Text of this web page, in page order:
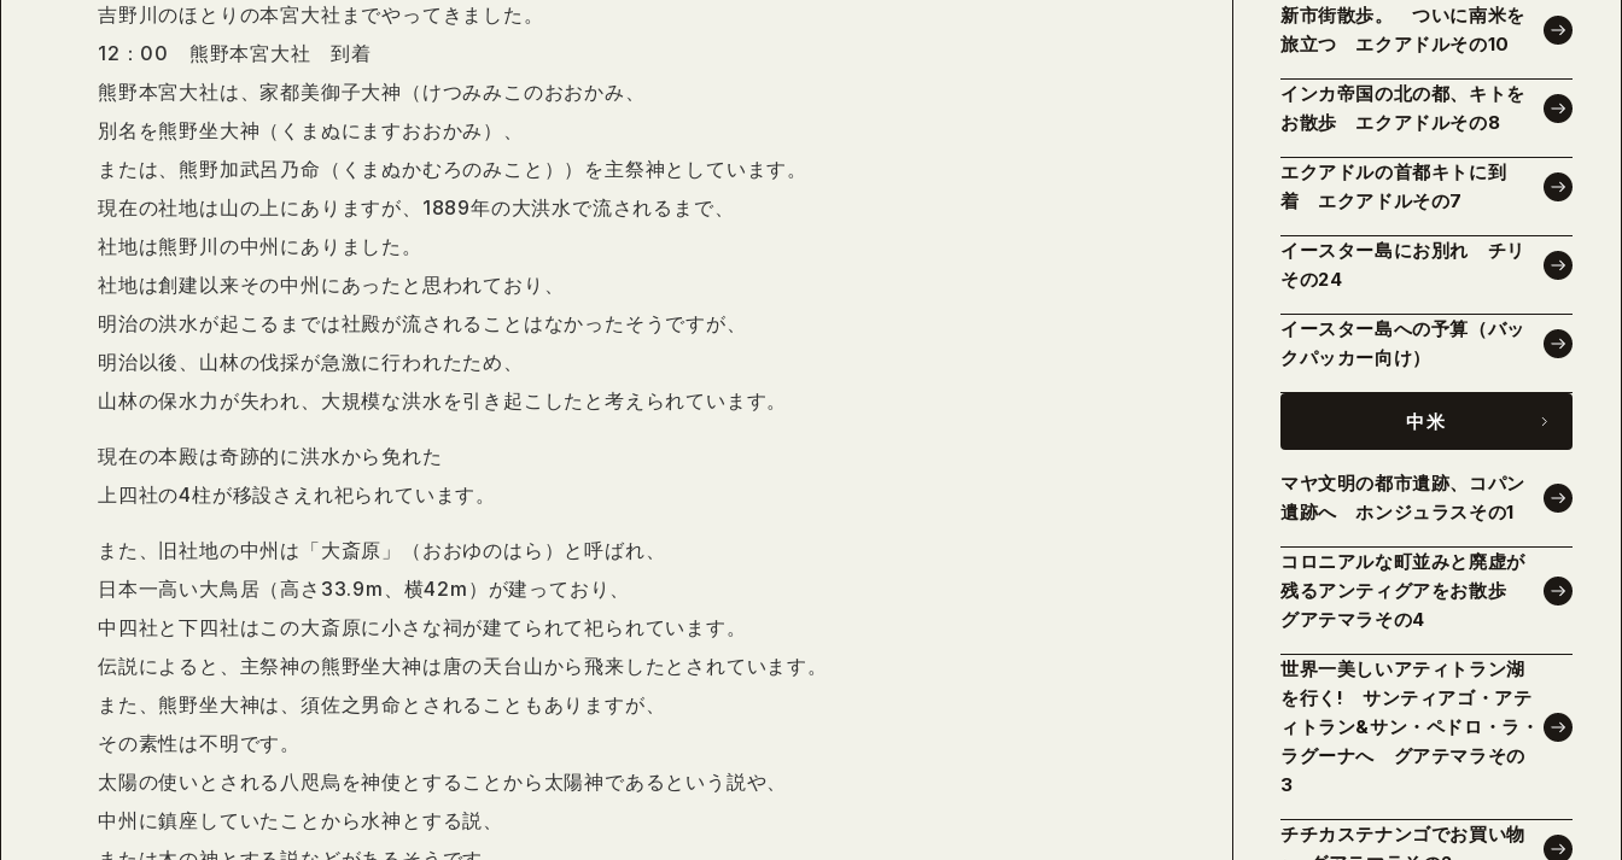
吉野川のほとりの本宮大社までやってきました。
12：00 熊野本宮大社 到着
熊野本宮大社は、家都美御子大神（けつみみこのおおかみ、
別名を熊野坐大神（くまぬにますおおかみ）、
または、熊野加武呂乃命（くまぬかむろのみこと））を主祭神としています。
現在の社地は山の上にありますが、1889年の大洪水で流されるまで、
社地は熊野川の中州にありました。
社地は創建以来その中州にあったと思われており、
明治の洪水が起こるまでは社殿が流されることはなかったそうですが、
明治以後、山林の伐採が急激に行われたため、
山林の保水力が失われ、大規模な洪水を引き起こしたと考えられています。
現在の本殿は奇跡的に洪水から免れた
上四社の4柱が移設さえれ祀られています。
また、旧社地の中州は「大斎原」（おおゆのはら）と呼ばれ、
日本一高い大鳥居（高さ33.9m、横42m）が建っており、
中四社と下四社はこの大斎原に小さな祠が建てられて祀られています。
伝説によると、主祭神の熊野坐大神は唐の天台山から飛来したとされています。
また、熊野坐大神は、須佐之男命とされることもありますが、
その素性は不明です。
太陽の使いとされる八咫烏を神使とすることから太陽神であるという説や、
中州に鎮座していたことから水神とする説、
新市街散歩。 ついに南米を
旅立つ エクアドルその10
インカ帝国の北の都、キトを
お散歩 エクアドルその8
エクアドルの首都キトに到
着 エクアドルその7
イースター島にお別れ チリ
その24
イースター島への予算（バッ
クパッカー向け）
中米
マヤ文明の都市遺跡、コパン
遺跡へ ホンジュラスその1
コロニアルな町並みと廃虚が
残るアンティグアをお散歩
グアテマラその4
世界一美しいアティトラン湖
を行く! サンティアゴ・アテ
ィトラン&サン・ペドロ・ラ・
ラグーナへ グアテマラその
3
チチカステナンゴでお買い物